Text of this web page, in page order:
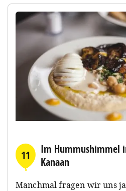
11
Im Hummushimmel
Kanaan
Manchmal fragen wir uns